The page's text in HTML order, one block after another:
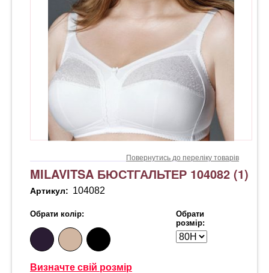
Повернутись до переліку товарів
MILAVITSA БЮСТГАЛЬТЕР 104082 (1)
Артикул: 104082
Обрати колір:
Обрати
розмір:
Визначте свій розмір